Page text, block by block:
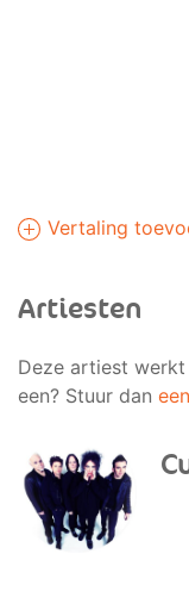
Vertaling
Artiesten
Deze artiest
een? Stuur dan